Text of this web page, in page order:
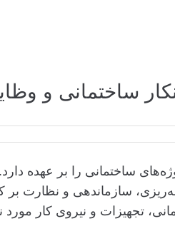
ساختمانی و
ساختمانی را بر عهده
است:1. مدیریت پروژه: برنامه‌ریزی، سازماندهی و